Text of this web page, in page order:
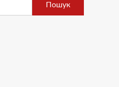
Пошук